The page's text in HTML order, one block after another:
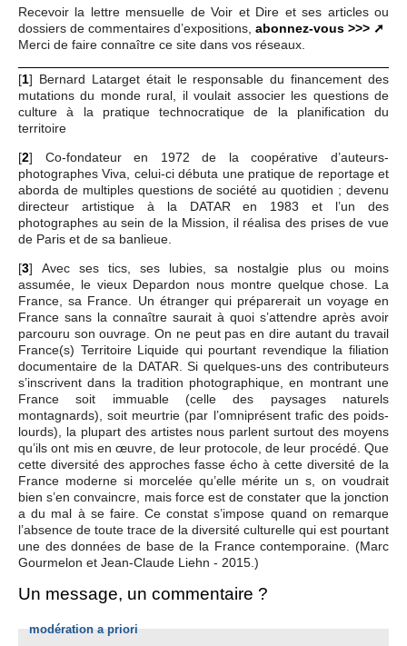
Recevoir la lettre mensuelle de Voir et Dire et ses articles ou
dossiers de commentaires d’expositions, abonnez-vous >>>
Merci de faire connaître ce site dans vos réseaux.
[1] Bernard Latarget était le responsable du financement des
mutations du monde rural, il voulait associer les questions de
culture à la pratique technocratique de la planification du
territoire
[2] Co-fondateur en 1972 de la coopérative d’auteurs-
photographes Viva, celui-ci débuta une pratique de reportage et
aborda de multiples questions de société au quotidien ; devenu
directeur artistique à la DATAR en 1983 et l’un des
photographes au sein de la Mission, il réalisa des prises de vue
de Paris et de sa banlieue.
[3] Avec ses tics, ses lubies, sa nostalgie plus ou moins
assumée, le vieux Depardon nous montre quelque chose. La
France, sa France. Un étranger qui préparerait un voyage en
France sans la connaître saurait à quoi s’attendre après avoir
parcouru son ouvrage. On ne peut pas en dire autant du travail
France(s) Territoire Liquide qui pourtant revendique la filiation
documentaire de la DATAR. Si quelques-uns des contributeurs
s’inscrivent dans la tradition photographique, en montrant une
France soit immuable (celle des paysages naturels
montagnards), soit meurtrie (par l’omniprésent trafic des poids-
lourds), la plupart des artistes nous parlent surtout des moyens
qu’ils ont mis en œuvre, de leur protocole, de leur procédé. Que
cette diversité des approches fasse écho à cette diversité de la
France moderne si morcelée qu’elle mérite un s, on voudrait
bien s’en convaincre, mais force est de constater que la jonction
a du mal à se faire. Ce constat s’impose quand on remarque
l’absence de toute trace de la diversité culturelle qui est pourtant
une des données de base de la France contemporaine. (Marc
Gourmelon et Jean-Claude Liehn - 2015.)
Un message, un commentaire ?
modération a priori